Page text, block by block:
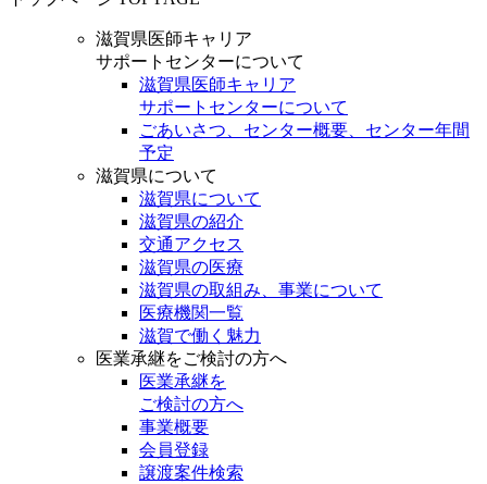
滋賀県医師キャリア
サポートセンターについて
滋賀県医師キャリア
サポートセンターについて
ごあいさつ、センター概要、センター年間
予定
滋賀県について
滋賀県について
滋賀県の紹介
交通アクセス
滋賀県の医療
滋賀県の取組み、事業について
医療機関一覧
滋賀で働く魅力
医業承継をご検討の方へ
医業承継を
ご検討の方へ
事業概要
会員登録
譲渡案件検索